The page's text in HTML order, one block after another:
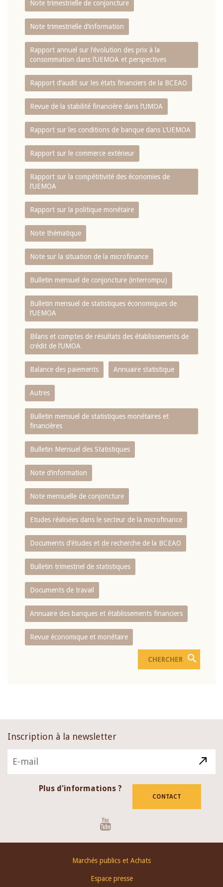
Note trimestrielle de conjoncture
Note trimestrielle d‘information
Rapport annuel sur l‘évolution des prix à la
consommation dans l‘UEMOA et perspectives
Rapport d‘audit sur les états financiers de la BCEAO
Revue de la stabilité financière dans l‘UMOA
Rapport sur les conditions de banque dans L‘UEMOA
Rapport sur le commerce extérieur
Rapport sur la compétitivité des économies de
l‘UEMOA
Rapport sur la politique monétaire
Note thématique
Note sur la situation de la microfinance
Bulletin mensuel de conjoncture (interrompu)
Bulletin mensuel de statistiques économiques de
l‘UEMOA
Bilans et comptes de résultats des établissements de
crédit de l‘UMOA
Balance des paiements Annuaire statistique
Autres
Bulletin mensuel de statistiques monétaires et
financières
Bulletin Mensuel des Statistiques
Note d’information
Note mensuelle de conjoncture
Etudes réalisées dans le secteur de la microfinance
Documents d’études et de recherche de la BCEAO
Bulletin trimestriel de statistiques
Documents de travail
Annuaire des banques et établissements financiers
Revue économique et monétaire
Inscription à la newsletter
Plus d'informations ?
CONTACT
Marchés publics et Achats
Espace presse